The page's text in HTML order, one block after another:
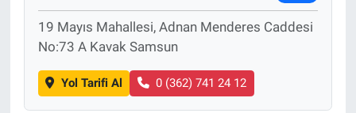
19 Mayıs Mahallesi, Adnan Menderes Caddesi
No:73 A Kavak Samsun
Yol Tarifi Al 0 (362) 741 24 12